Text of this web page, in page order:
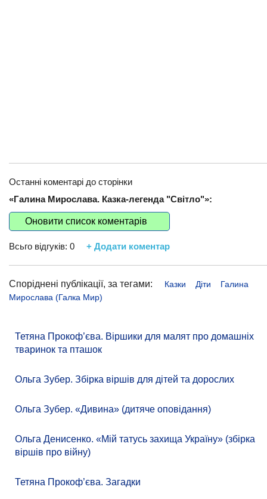
Останні коментарі до сторінки
«Галина Мирослава. Казка-легенда "Світло"»:
Оновити список коментарів
Всьго відгуків: 0 + Додати коментар
Споріднені публікації, за тегами: Казки Діти
Галина
Мирослава (Галка Мир)
Тетяна Прокоф’єва. Віршики для малят про домашніх
тваринок та пташок
Ольга Зубер. Збірка віршів для дітей та дорослих
Ольга Зубер. «Дивина» (дитяче оповідання)
Ольга Денисенко. «Мій татусь захища Україну» (збірка
віршів про війну)
Тетяна Прокоф’єва. Загадки